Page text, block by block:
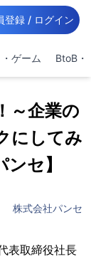
登録 / ログイン
ゲーム BtoB・
～企業の
にしてみ
セ】
株式会社パンセ
表取締役社長